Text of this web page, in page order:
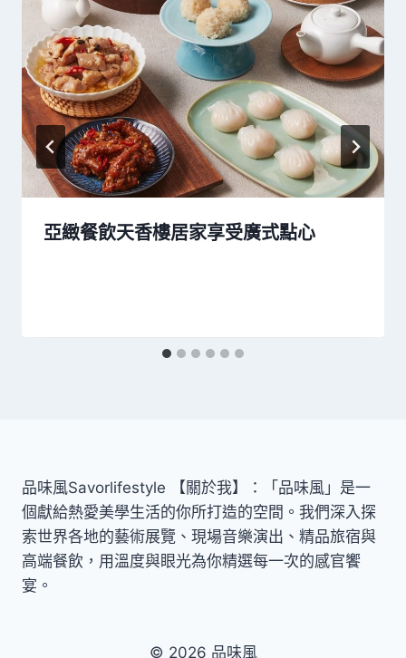
亞緻餐飲天香樓居家享受廣式點心
品味風Savorlifestyle 【關於我】：「品味風」是一
個獻給熱愛美學生活的你所打造的空間。我們深入探
索世界各地的藝術展覽、現場音樂演出、精品旅宿與
高端餐飲，用溫度與眼光為你精選每一次的感官饗
宴。
© 2026 品味風